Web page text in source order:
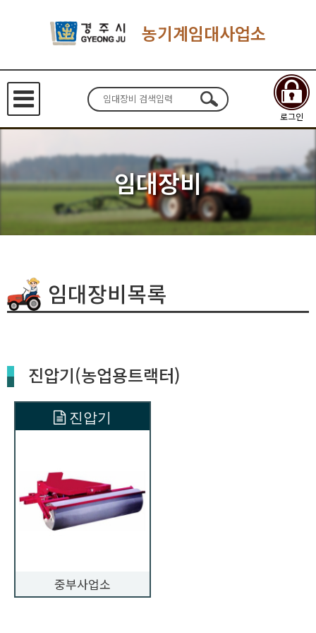
농기계임대사업소
로그인
임대장비
임대장비목록
진압기(농업용트랙터)
진압기
중부사업소